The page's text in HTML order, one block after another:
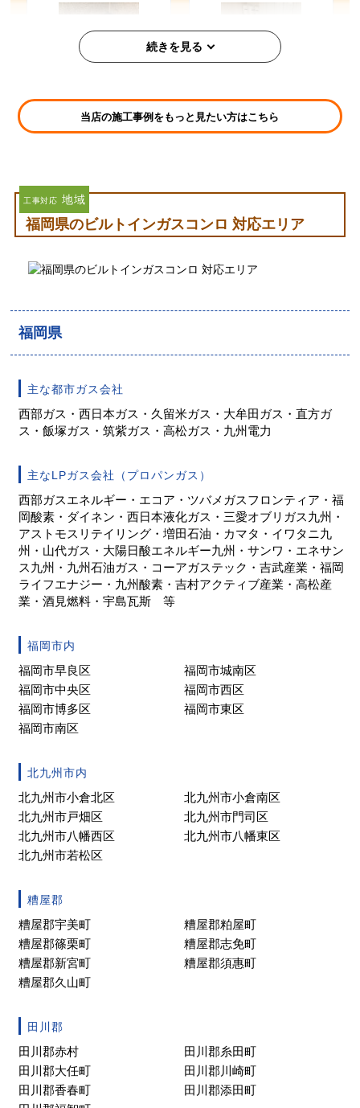
福岡県古賀市 福岡県福岡市
当店の施工事例をもっと見たい方はこちら
工事対応 地域
福岡県のビルトインガスコンロ 対応エリア
福岡県
主な都市ガス会社
西部ガス・西日本ガス・久留米ガス・大牟田ガス・直方ガ
ス・飯塚ガス・筑紫ガス・高松ガス・九州電力
主なLPガス会社（プロパンガス）
西部ガスエネルギー・エコア・ツバメガスフロンティア・福
岡酸素・ダイネン・西日本液化ガス・三愛オブリガス九州・
アストモスリテイリング・増田石油・カマタ・イワタニ九
州・山代ガス・大陽日酸エネルギー九州・サンワ・エネサン
ス九州・九州石油ガス・コーアガステック・吉武産業・福岡
ライフエナジー・九州酸素・吉村アクティブ産業・高松産
業・酒見燃料・宇島瓦斯 等
福岡市内
福岡市早良区
福岡市城南区
福岡市中央区
福岡市西区
福岡市博多区
福岡市東区
福岡市南区
北九州市内
北九州市小倉北区
北九州市小倉南区
北九州市戸畑区
北九州市門司区
北九州市八幡西区
北九州市八幡東区
北九州市若松区
糟屋郡
糟屋郡宇美町
糟屋郡粕屋町
糟屋郡篠栗町
糟屋郡志免町
糟屋郡新宮町
糟屋郡須惠町
糟屋郡久山町
田川郡
田川郡赤村
田川郡糸田町
田川郡大任町
田川郡川崎町
田川郡香春町
田川郡添田町